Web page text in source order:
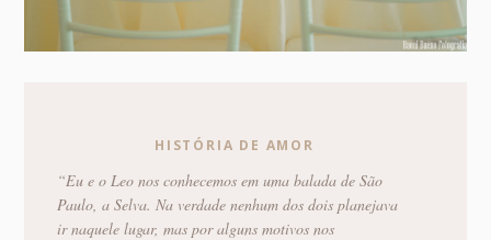
HISTÓRIA DE AMOR
“Eu e o Leo nos conhecemos em uma balada de São
Paulo, a Selva. Na verdade nenhum dos dois planejava
ir naquele lugar, mas por alguns motivos nos